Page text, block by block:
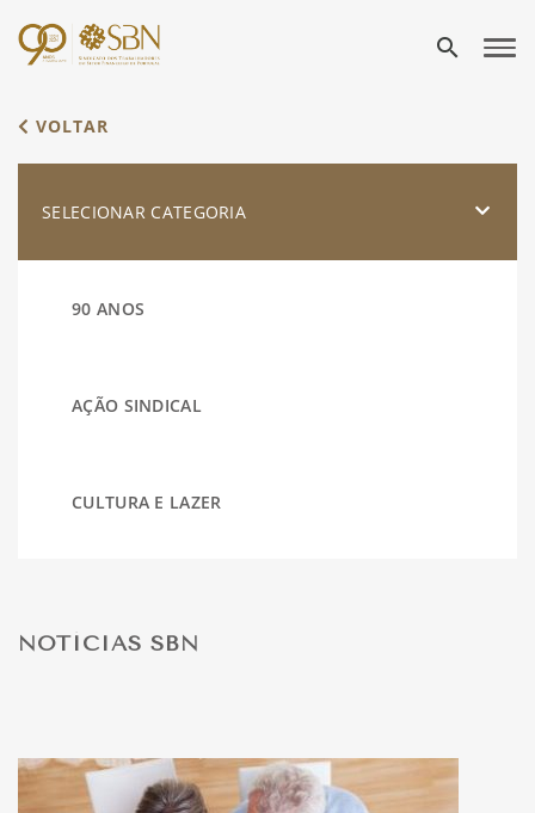
search
VOLTAR
SELECIONAR CATEGORIA
90 ANOS
AÇÃO SINDICAL
CULTURA E LAZER
SAÚDE
NOTÍCIAS SBN